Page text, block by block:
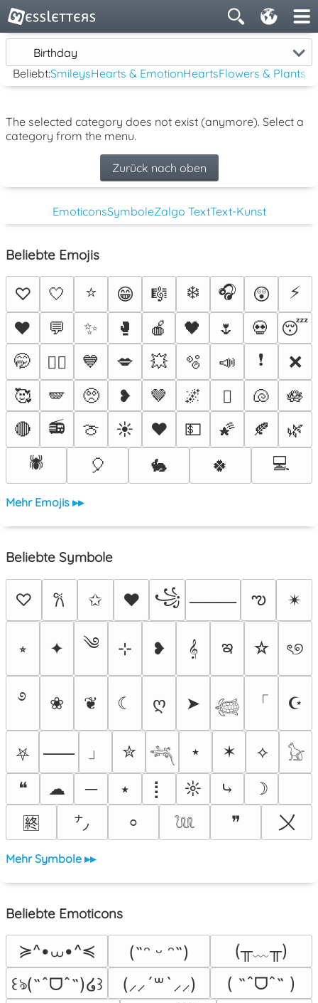
Birthday
Beliebt:SmileysHearts & EmotionHeartsFlowers & Plants
The selected category does not exist (anymore). Select a
category from the menu.
Zurück nach oben
EmoticonsSymboleZalgo TextText-Kunst
Beliebte Emojis
♡ 🤍 ⭐ 😁 🎼 ❄️ 🎧 😲
⚡
♥️
💬 ✨ 🥊 🍎 🖤 🌷 💀
😴
🤭
❤️‍🔥 💙 💋 💥 🫧 📣 ❗
❌
🥰
🪽 🥺 ❥ 🤎 🌌 🫟 🐚
🪷
🔴
📻 🍈 ☀️ ❤️ 💵 🌠 🍂
🌿
🕷️
🎈 🐇 🍀 💻
Mehr Emojis ▸▸
Beliebte Symbole
♡ 𐙚 ✩ ♥ ꧁ ⸻ ఌ ✴︎
⭒ ✦ ༄ ⊹ ❥ 𝄞 ఇ ☆ ৎ୭
࿔ ❀ ❦ ☾ ღ ➤ 𓆉 「 ☪
⛧ ⸺ 」 ✮ 𓆈 ⋆ ✶ ⟡
𓃠
❝
☁ ─ ⭑ ⡇ ☼ ⤷
☽
🈡
㌨ ⸰ 𓆙 ❞ 〤
Mehr Symbole ▸▸
Beliebte Emoticons
≽^•⩊•^≼ (˶ᵔ ᵕ ᵔ˶)
(╥﹏╥)
꒰ঌ(˶ˆᗜˆ˵)໒꒱
(⸝⸝´꒳`⸝⸝)
( ˶ˆᗜˆ˵ )